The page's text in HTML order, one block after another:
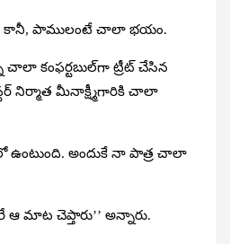
కానీ, పాములంటే చాలా భయం.
కంఫర్టబుల్‌గా ట్రీట్‌ చేసిన
నిర్మాత మీనాక్ష్మీగారికి చాలా
ఉంటుంది. అందుకే నా పాత్ర చాలా
మాట చెప్తారు’’ అన్నారు.